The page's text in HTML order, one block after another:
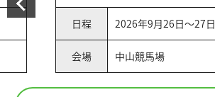
日程 2026年9月26日～27日
会場 中山競馬場